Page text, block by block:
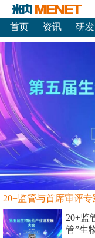
首页 资讯 研发
20+监
管”生